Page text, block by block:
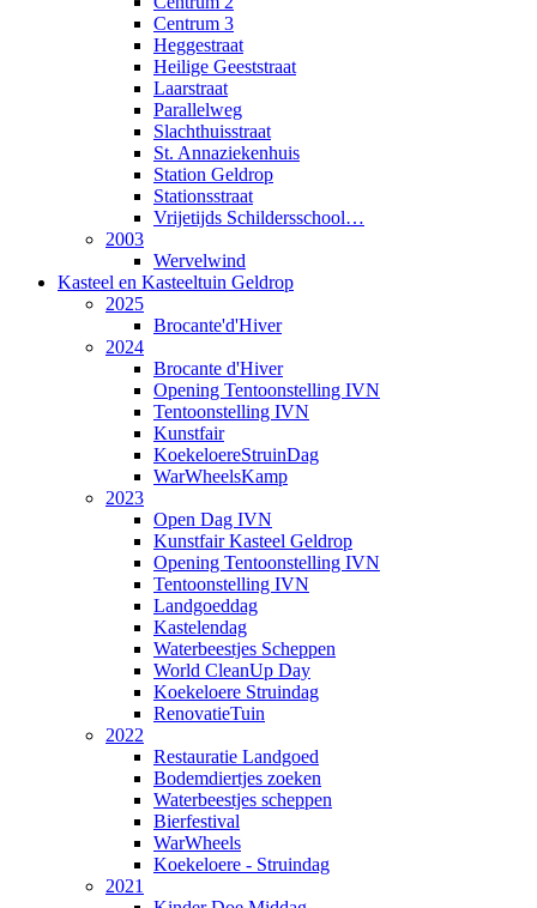
Centrum 3
Heggestraat
Heilige Geeststraat
Laarstraat
Parallelweg
Slachthuisstraat
St. Annaziekenhuis
Station Geldrop
Stationsstraat
Vrijetijds Schildersschool…
2003
Wervelwind
Kasteel en Kasteeltuin Geldrop
2025
Brocante'd'Hiver
2024
Brocante d'Hiver
Opening Tentoonstelling IVN
Tentoonstelling IVN
Kunstfair
KoekeloereStruinDag
WarWheelsKamp
2023
Open Dag IVN
Kunstfair Kasteel Geldrop
Opening Tentoonstelling IVN
Tentoonstelling IVN
Landgoeddag
Kastelendag
Waterbeestjes Scheppen
World CleanUp Day
Koekeloere Struindag
RenovatieTuin
2022
Restauratie Landgoed
Bodemdiertjes zoeken
Waterbeestjes scheppen
Bierfestival
WarWheels
Koekeloere - Struindag
2021